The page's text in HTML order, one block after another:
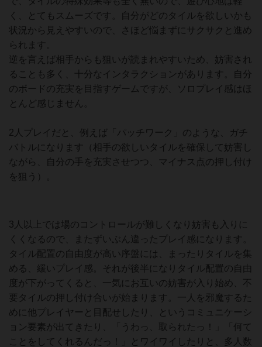
く、とてもスムーズです。自分がどのタイルを欲しいかも
状況から見えやすいので、さほど悩まずにサクサクと進め
られます。
逆を言えば相手からも狙いが読まれやすいため、妨害され
ることも多く、十分なインタラクションがあります。自分
のボードの充実を目指すゲームですが、ソロプレイ感はほ
とんど感じません。
2人プレイだと、例えば「パッチワーク」のような、ガチ
バトルになります（相手の欲しいタイルを確保して妨害し
ながら、自分の手を充実させつつ、マイナス点の押し付け
を狙う）。
3人以上では場のコントロールが難しくなり妨害も入りに
くくなるので、またずいぶん違ったプレイ感になります。
タイル配置の自由度が高い序盤には、まったりタイルを集
める、緩いプレイ感。それが後半になりタイル配置の自由
度が下がってくると、一気にお互いの妨害が入り始め、不
要タイルの押し付け合いが始まります。一人を邪魔するた
めに他プレイヤーと目配せしたり、というコミュニケーシ
ョン要素が出てきたり、「うわっ、取られたっ！」「何て
ことをしてくれるんだっ！」とワイワイしたりと、多人数